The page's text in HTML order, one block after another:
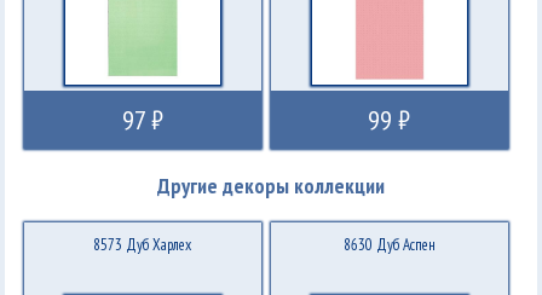
97 ₽ 99 ₽
Другие декоры коллекции
8573 Дуб Харлех 8630 Дуб Аспен